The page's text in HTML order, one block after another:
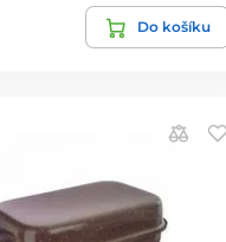
Do košíku